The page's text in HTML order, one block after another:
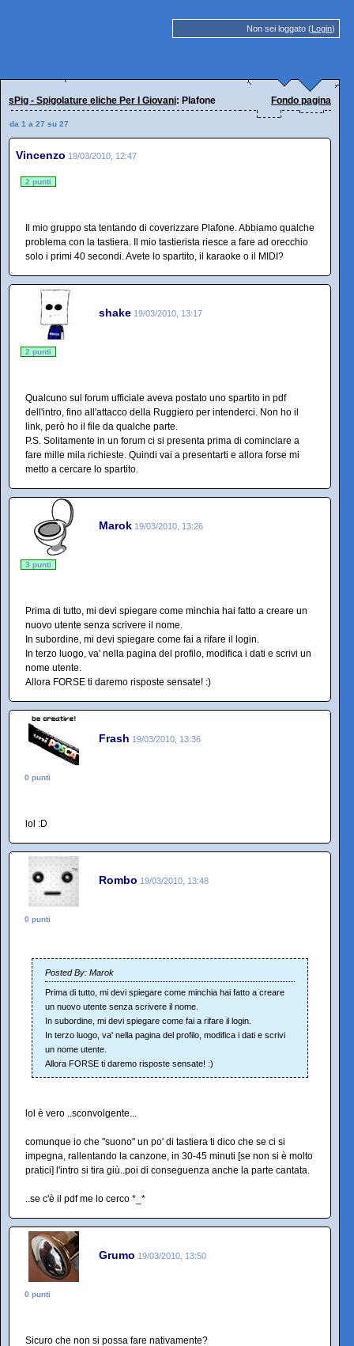
Non sei loggato (Login)
sPig - Spigolature eliche Per I Giovani: Plafone Fondo pagina
da 1 a 27 su 27
Vincenzo 19/03/2010, 12:47
2 punti
Il mio gruppo sta tentando di coverizzare Plafone. Abbiamo qualche
problema con la tastiera. Il mio tastierista riesce a fare ad orecchio
solo i primi 40 secondi. Avete lo spartito, il karaoke o il MIDI?
shake 19/03/2010, 13:17
2 punti
Qualcuno sul forum ufficiale aveva postato uno spartito in pdf
dell'intro, fino all'attacco della Ruggiero per intenderci. Non ho il
link, però ho il file da qualche parte.
P.S. Solitamente in un forum ci si presenta prima di cominciare a
fare mille mila richieste. Quindi vai a presentarti e allora forse mi
metto a cercare lo spartito.
Marok 19/03/2010, 13:26
3 punti
Prima di tutto, mi devi spiegare come minchia hai fatto a creare un
nuovo utente senza scrivere il nome.
In subordine, mi devi spiegare come fai a rifare il login.
In terzo luogo, va' nella pagina del profilo, modifica i dati e scrivi un
nome utente.
Allora FORSE ti daremo risposte sensate! :)
Frash 19/03/2010, 13:36
0 punti
lol :D
Rombo 19/03/2010, 13:48
0 punti
Posted By: Marok
Prima di tutto, mi devi spiegare come minchia hai fatto a creare
un nuovo utente senza scrivere il nome.
In subordine, mi devi spiegare come fai a rifare il login.
In terzo luogo, va' nella pagina del profilo, modifica i dati e scrivi
un nome utente.
Allora FORSE ti daremo risposte sensate! :)
lol è vero ..sconvolgente...
comunque io che "suono" un po' di tastiera ti dico che se ci si
impegna, rallentando la canzone, in 30-45 minuti [se non si è molto
pratici] l'intro si tira giù..poi di conseguenza anche la parte cantata.
..se c'è il pdf me lo cerco *_*
Grumo 19/03/2010, 13:50
0 punti
Sicuro che non si possa fare nativamente?